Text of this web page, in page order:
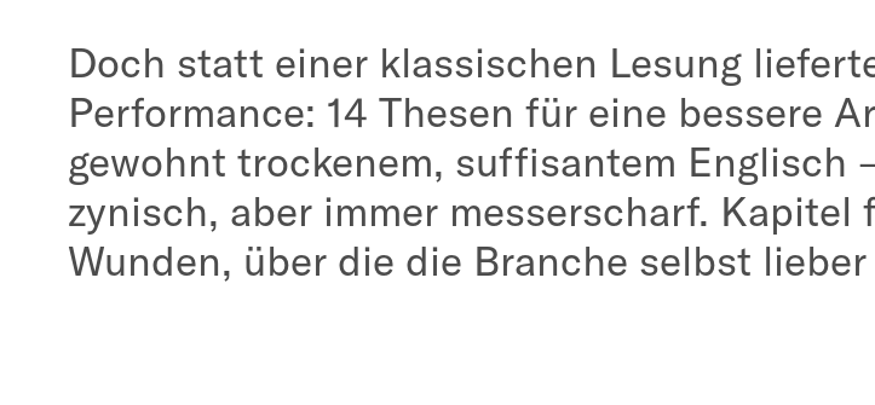
Doch statt einer klassischen Lesung
Performance: 14 Thesen für eine bessere
gewohnt trockenem, suffisantem Englisch
zynisch, aber immer messerscharf.
Wunden, über die die Branche selbst